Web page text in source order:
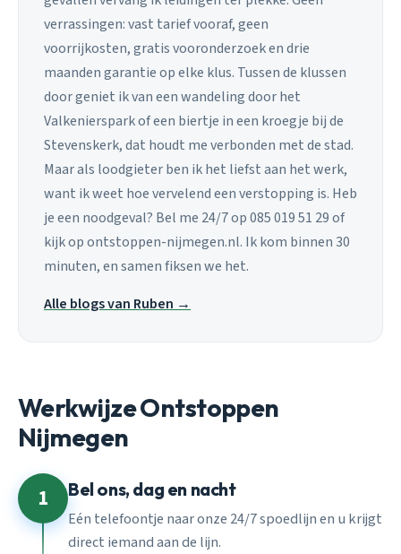
verrassingen: vast tarief vooraf, geen
voorrijkosten, gratis vooronderzoek en drie
maanden garantie op elke klus. Tussen de klussen
door geniet ik van een wandeling door het
Valkenierspark of een biertje in een kroegje bij de
Stevenskerk, dat houdt me verbonden met de stad.
Maar als loodgieter ben ik het liefst aan het werk,
want ik weet hoe vervelend een verstopping is. Heb
je een noodgeval? Bel me 24/7 op 085 019 51 29 of
kijk op ontstoppen-nijmegen.nl. Ik kom binnen 30
minuten, en samen fiksen we het.
Alle blogs van Ruben →
Werkwijze Ontstoppen
Nijmegen
1 Bel ons, dag en nacht
Eén telefoontje naar onze 24/7 spoedlijn en u krijgt
direct iemand aan de lijn.